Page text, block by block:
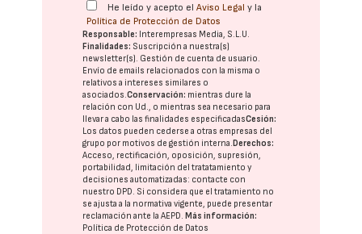
He leído y acepto elAviso Legal y la
Política de Protección de Datos
Responsable: Interempresas Media, S.L.U.
Finalidades: Suscripción a nuestra(s)
newsletter(s). Gestión de cuenta de usuario.
Envío de emails relacionados con la misma o
relativos a intereses similares o
asociados.Conservación: mientras dure la
relación con Ud., o mientras sea necesario para
llevar a cabo las finalidades especificadasCesión:
Los datos pueden cederse a otras empresas del
grupo por motivos de gestión interna.Derechos:
Acceso, rectificación, oposición, supresión,
portabilidad, limitación del tratatamiento y
decisiones automatizadas: contacte con
nuestro DPD . Si considera que el tratamiento no
se ajusta a la normativa vigente, puede presentar
reclamación ante laAEPD .Más información:
Política de Protección de Datos